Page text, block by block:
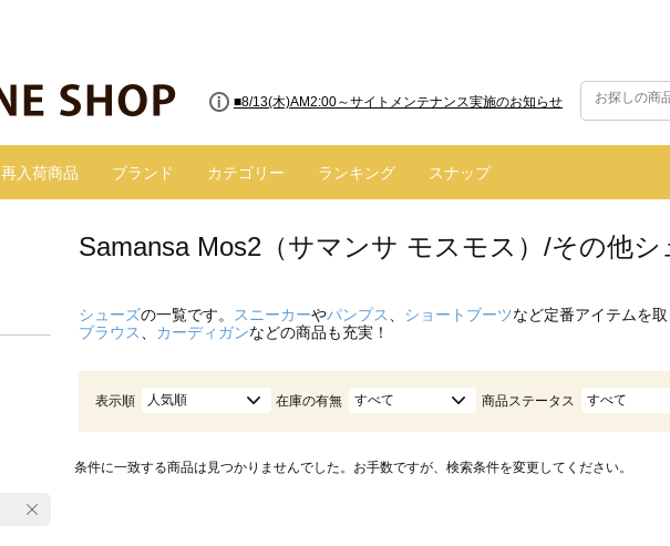
■8/13(木)AM2:00～サイトメンテナンス実施のお知らせ
■【お知らせ】ヤマト運輸の配送遅延・停止について
再入荷商品 ブランド カテゴリー ランキング スナップ
Samansa Mos2（サマンサ モスモス）/その他シ
シューズの一覧です。 スニーカーやパンプス ショートブーツなど定番アイテムを
ブラウス
カーディガンなどの商品も充実！
表示順 人気順 在庫の有無 すべて 商品ステータス すべて
条件に一致する商品は見つかりませんでした。お手数ですが、検索条件を変更してください。